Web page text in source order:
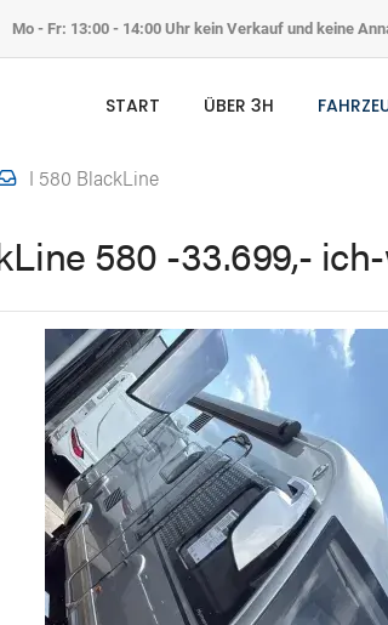
Mo - Fr: 13:00 - 14:00 Uhr kein Verkauf und keine
START ÜBER 3H
I 580 BlackLine
580 -33.699,-